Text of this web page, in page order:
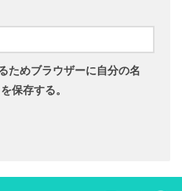
ためブラウザーに自分の名
保存する。